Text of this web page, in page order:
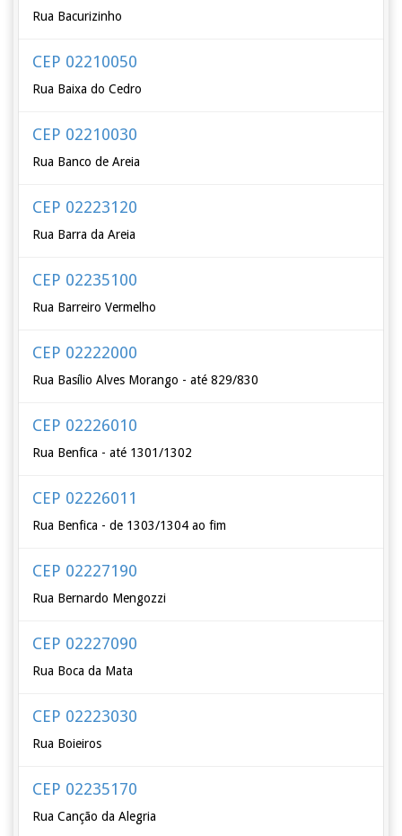
Rua Bacurizinho
CEP 02210050
Rua Baixa do Cedro
CEP 02210030
Rua Banco de Areia
CEP 02223120
Rua Barra da Areia
CEP 02235100
Rua Barreiro Vermelho
CEP 02222000
Rua Basílio Alves Morango - até 829/830
CEP 02226010
Rua Benfica - até 1301/1302
CEP 02226011
Rua Benfica - de 1303/1304 ao fim
CEP 02227190
Rua Bernardo Mengozzi
CEP 02227090
Rua Boca da Mata
CEP 02223030
Rua Boieiros
CEP 02235170
Rua Canção da Alegria